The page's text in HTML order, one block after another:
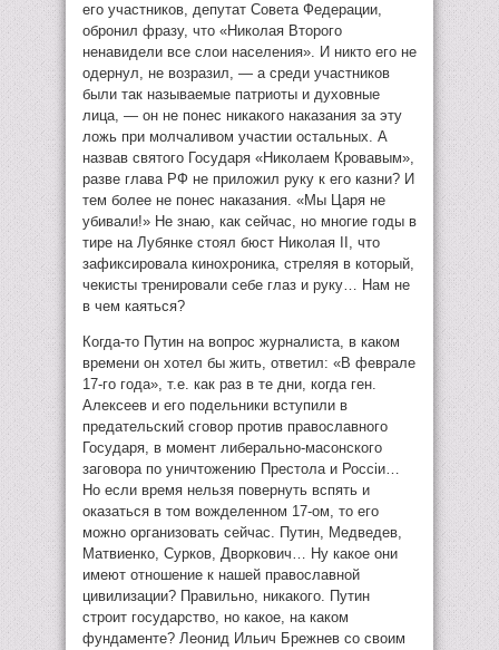
его участников, депутат Совета Федерации,
обронил фразу, что «Николая Второго
ненавидели все слои населения». И никто его не
одернул, не возразил, — а среди участников
были так называемые патриоты и духовные
лица, — он не понес никакого наказания за эту
ложь при молчаливом участии остальных. А
назвав святого Государя «Николаем Кровавым»,
разве глава РФ не приложил руку к его казни? И
тем более не понес наказания. «Мы Царя не
убивали!» Не знаю, как сейчас, но многие годы в
тире на Лубянке стоял бюст Николая II, что
зафиксировала кинохроника, стреляя в который,
чекисты тренировали себе глаз и руку… Нам не
в чем каяться?
Когда-то Путин на вопрос журналиста, в каком
времени он хотел бы жить, ответил: «В феврале
17-го года», т.е. как раз в те дни, когда ген.
Алексеев и его подельники вступили в
предательский сговор против православного
Государя, в момент либерально-масонского
заговора по уничтожению Престола и Россiи…
Но если время нельзя повернуть вспять и
оказаться в том вожделенном 17-ом, то его
можно организовать сейчас. Путин, Медведев,
Матвиенко, Сурков, Дворкович… Ну какое они
имеют отношение к нашей православной
цивилизации? Правильно, никакого. Путин
строит государство, но какое, на каком
фундаменте? Леонид Ильич Брежнев со своим